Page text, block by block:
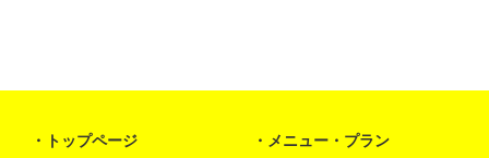
トップページ メニュー・プラン